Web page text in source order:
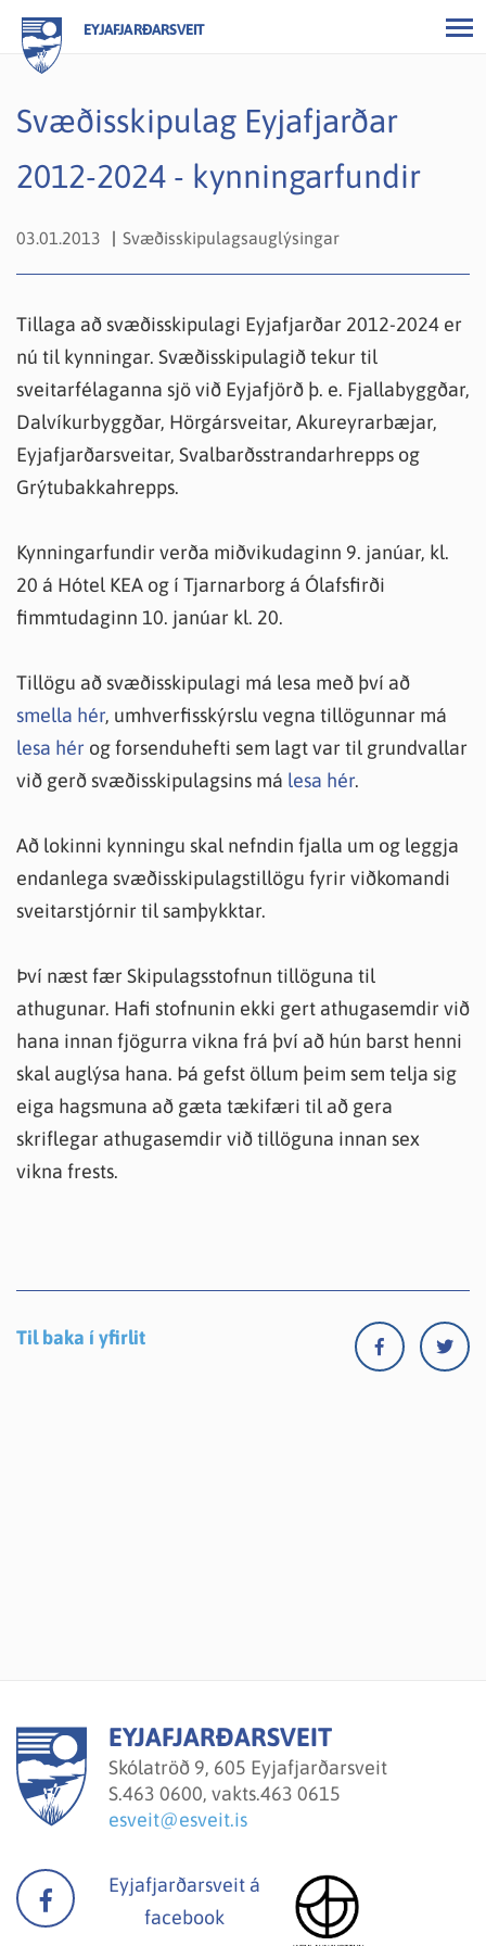
EYJAFJARÐARSVEIT
Svæðisskipulag Eyjafjarðar
2012-2024 - kynningarfundir
03.01.2013 Svæðisskipulagsauglýsingar
Tillaga að svæðisskipulagi Eyjafjarðar 2012-2024 er
nú til kynningar. Svæðisskipulagið tekur til
sveitarfélaganna sjö við Eyjafjörð þ. e. Fjallabyggðar,
Dalvíkurbyggðar, Hörgársveitar, Akureyrarbæjar,
Eyjafjarðarsveitar, Svalbarðsstrandarhrepps og
Grýtubakkahrepps.
Kynningarfundir verða miðvikudaginn 9. janúar, kl.
20 á Hótel KEA og í Tjarnarborg á Ólafsfirði
fimmtudaginn 10. janúar kl. 20.
Tillögu að svæðisskipulagi má lesa með því að
smella hér, umhverfisskýrslu vegna tillögunnar má
lesa hér og forsenduhefti sem lagt var til grundvallar
við gerð svæðisskipulagsins má lesa hér.
Að lokinni kynningu skal nefndin fjalla um og leggja
endanlega svæðisskipulagstillögu fyrir viðkomandi
sveitarstjórnir til samþykktar.
Því næst fær Skipulagsstofnun tillöguna til
athugunar. Hafi stofnunin ekki gert athugasemdir við
hana innan fjögurra vikna frá því að hún barst henni
skal auglýsa hana. Þá gefst öllum þeim sem telja sig
eiga hagsmuna að gæta tækifæri til að gera
skriflegar athugasemdir við tillöguna innan sex
vikna frests.
Til baka í yfirlit
EYJAFJARÐARSVEIT
Skólatröð 9, 605 Eyjafjarðarsveit
S.463 0600, vakts.463 0615
esveit@esveit.is
Eyjafjarðarsveit á
facebook